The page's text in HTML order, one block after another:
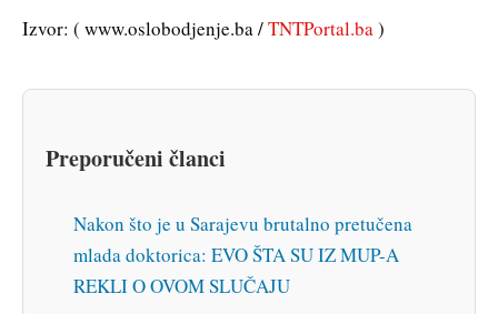
Izvor: ( www.oslobodjenje.ba /TNTPortal.ba)
Preporučeni članci
Nakon što je u Sarajevu brutalno pretučena
mlada doktorica: EVO ŠTA SU IZ MUP-A
REKLI O OVOM SLUČAJU